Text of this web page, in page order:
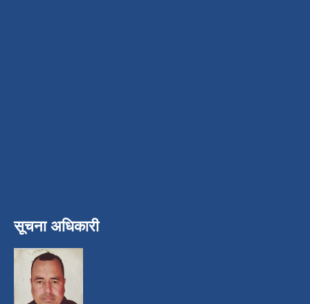
सूचना अधिकारी